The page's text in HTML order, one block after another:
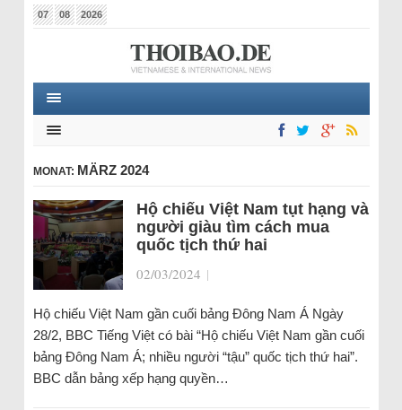
07 08 2026
MONAT: MÄRZ 2024
Hộ chiếu Việt Nam tụt hạng và
người giàu tìm cách mua
quốc tịch thứ hai
02/03/2024 |
Hộ chiếu Việt Nam gần cuối bảng Đông Nam Á Ngày
28/2, BBC Tiếng Việt có bài “Hộ chiếu Việt Nam gần cuối
bảng Đông Nam Á; nhiều người “tậu” quốc tịch thứ hai”.
BBC dẫn bảng xếp hạng quyền…